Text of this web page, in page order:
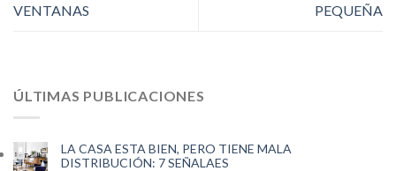
VENTANAS
PEQUEÑA
ÚLTIMAS PUBLICACIONES
LA CASA ESTA BIEN, PERO TIENE MALA
DISTRIBUCIÓN: 7 SEÑALAES